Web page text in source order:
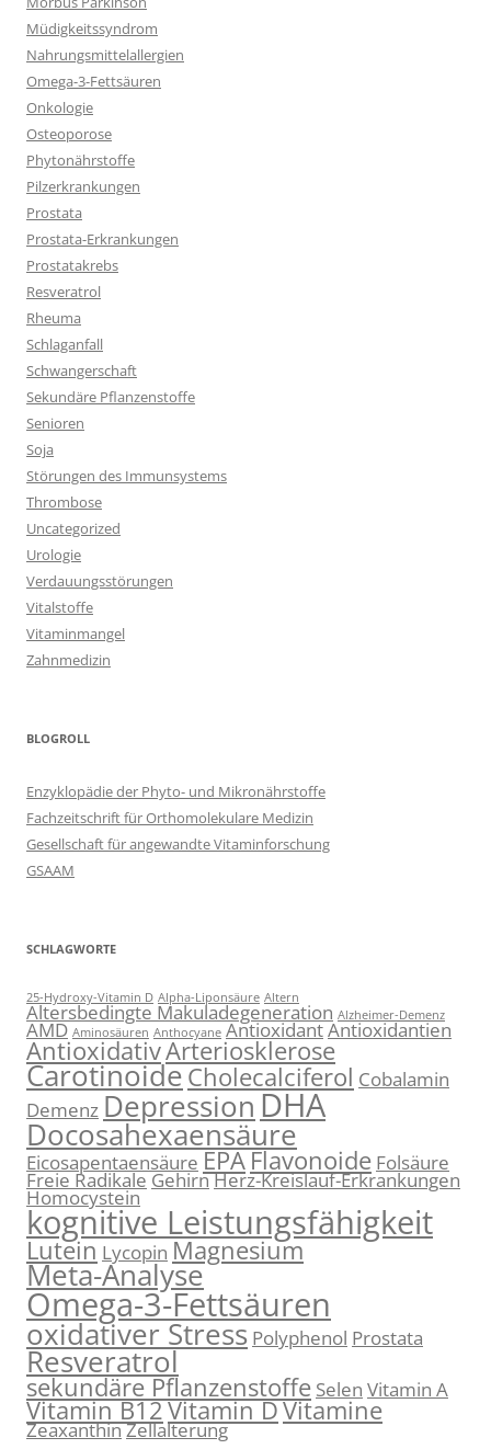
Müdigkeitssyndrom
Nahrungsmittelallergien
Omega-3-Fettsäuren
Onkologie
Osteoporose
Phytonährstoffe
Pilzerkrankungen
Prostata
Prostata-Erkrankungen
Prostatakrebs
Resveratrol
Rheuma
Schlaganfall
Schwangerschaft
Sekundäre Pflanzenstoffe
Senioren
Soja
Störungen des Immunsystems
Thrombose
Uncategorized
Urologie
Verdauungsstörungen
Vitalstoffe
Vitaminmangel
Zahnmedizin
BLOGROLL
Enzyklopädie der Phyto- und Mikronährstoffe
Fachzeitschrift für Orthomolekulare Medizin
Gesellschaft für angewandte Vitaminforschung
GSAAM
SCHLAGWORTE
25-Hydroxy-Vitamin D Alpha-Liponsäure Altern
Altersbedingte Makuladegeneration Alzheimer-Demenz
AMD Aminosäuren Anthocyane AntioxidantAntioxidantien
AntioxidativArteriosklerose
CarotinoideCholecalciferol Cobalamin
Demenz DepressionDHA
Docosahexaensäure
Eicosapentaensäure EPAFlavonoide Folsäure
Freie RadikaleGehirnHerz-Kreislauf-Erkrankungen
Homocystein
kognitive Leistungsfähigkeit
Lutein Lycopin Magnesium
Meta-Analyse
Omega-3-Fettsäuren
oxidativer Stress Polyphenol Prostata
Resveratrol
sekundäre Pflanzenstoffe Selen Vitamin A
Vitamin B12Vitamin DVitamine
ZeaxanthinZellalterung